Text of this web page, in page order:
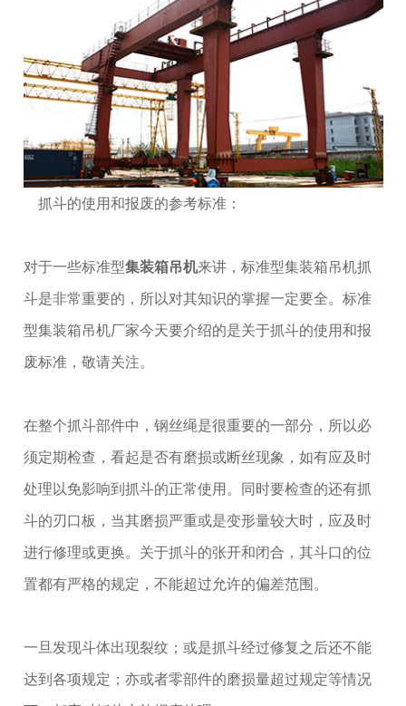
抓斗的使用和报废的参考标准：
对于一些标准型集装箱吊机来讲，标准型集装箱吊机抓
斗是非常重要的，所以对其知识的掌握一定要全。标准
型集装箱吊机厂家今天要介绍的是关于抓斗的使用和报
废标准，敬请关注。
在整个抓斗部件中，钢丝绳是很重要的一部分，所以必
须定期检查，看起是否有磨损或断丝现象，如有应及时
处理以免影响到抓斗的正常使用。同时要检查的还有抓
斗的刃口板，当其磨损严重或是变形量较大时，应及时
进行修理或更换。关于抓斗的张开和闭合，其斗口的位
置都有严格的规定，不能超过允许的偏差范围。
一旦发现斗体出现裂纹；或是抓斗经过修复之后还不能
达到各项规定；亦或者零部件的磨损量超过规定等情况